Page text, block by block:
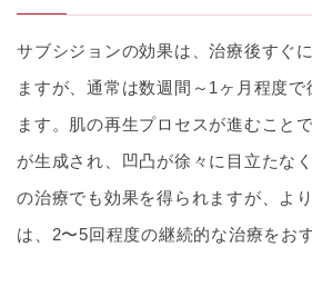
サブシジョンの効果は、治療後すぐ
ますが、通常は数週間～1ヶ月程度
ます。肌の再生プロセスが進むこと
が生成され、凹凸が徐々に目立たな
の治療でも効果を得られますが、よ
は、2〜5回程度の継続的な治療をお